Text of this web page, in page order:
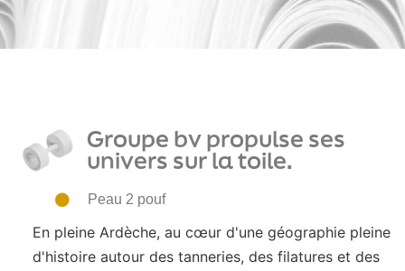
Groupe bv propulse ses
univers sur la toile.
Peau 2 pouf
En pleine Ardèche, au cœur d'une géographie pleine
d'histoire autour des tanneries, des filatures et des